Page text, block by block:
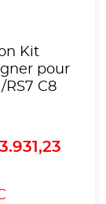
Kit
pour
Audi RS6 C8 /RS7 C8
3.931,23